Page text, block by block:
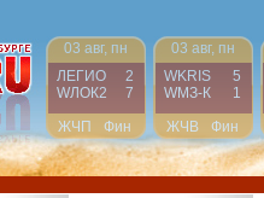
03 авг, пн
ЛЕГИО
2
WЛОК2
7
ЖЧП
Фин
03 авг, пн
WKRIS
5
WМЗ-К
1
ЖЧВ
Фин